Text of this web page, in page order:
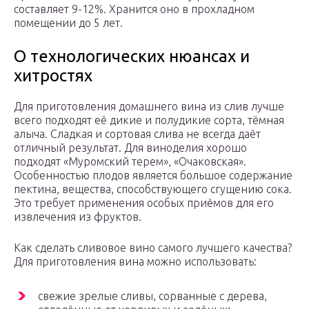
составляет 9-12%. Хранится оно в прохладном
помещении до 5 лет.
О технологических нюансах и
хитростях
Для приготовления домашнего вина из слив лучше
всего подходят её дикие и полудикие сорта, тёмная
алыча. Сладкая и сортовая слива не всегда даёт
отличный результат. Для виноделия хорошо
подходят «Муромский терем», «Очаковская».
Особенностью плодов является большое содержание
пектина, вещества, способствующего сгущению сока.
Это требует применения особых приёмов для его
извлечения из фруктов.
Как сделать сливовое вино самого лучшего качества?
Для приготовления вина можно использовать:
свежие зрелые сливы, сорванные с дерева,